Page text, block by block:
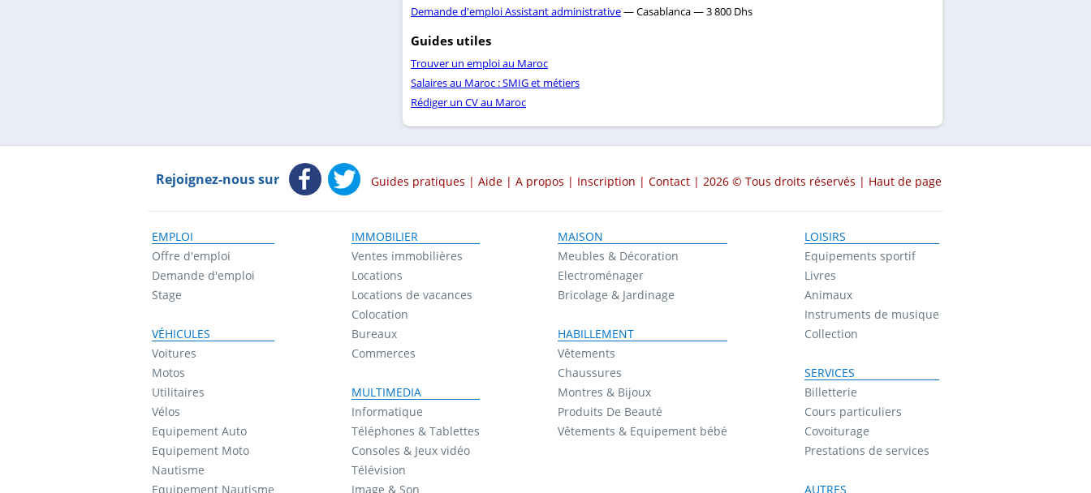
Demande d'emploi Assistant administrative— Casablanca — 3 800 Dhs
Guides utiles
Trouver un emploi au Maroc
Salaires au Maroc : SMIG et métiers
Rédiger un CV au Maroc
Rejoignez-nous sur Guides pratiques | Aide | A propos | Inscription | Contact | 2026 © Tous droits réservés | Haut de page
EMPLOI
Offre d'emploi
Demande d'emploi
Stage
VÉHICULES
Voitures
Motos
Utilitaires
Vélos
Equipement Auto
Equipement Moto
Nautisme
Equipement Nautisme
IMMOBILIER
Ventes immobilières
Locations
Locations de vacances
Colocation
Bureaux
Commerces
MULTIMEDIA
Informatique
Téléphones & Tablettes
Consoles & Jeux vidéo
Télévision
Image & Son
MAISON
Meubles & Décoration
Electroménager
Bricolage & Jardinage
HABILLEMENT
Vêtements
Chaussures
Montres & Bijoux
Produits De Beauté
Vêtements & Equipement bébé
LOISIRS
Equipements sportif
Livres
Animaux
Instruments de musique
Collection
SERVICES
Billetterie
Cours particuliers
Covoiturage
Prestations de services
AUTRES